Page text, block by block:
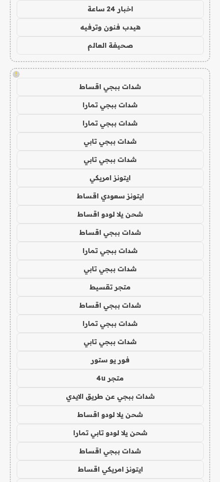
اخبار 24 ساعة
هيدب فنون وترفيه
صحيفة العالم
!
شدات ببجي اقساط
شدات ببجي تمارا
شدات ببجي تمارا
شدات ببجي تابي
شدات ببجي تابي
ايتونز امريكي
ايتونز سعودي اقساط
شحن يلا لودو اقساط
شدات ببجي اقساط
شدات ببجي تمارا
شدات ببجي تابي
متجر تقسيط
شدات ببجي اقساط
شدات ببجي تمارا
شدات ببجي تابي
فور يو ستور
متجر 4u
شدات ببجي عن طريق الايدي
شحن يلا لودو اقساط
شحن يلا لودو تابي تمارا
شدات ببجي اقساط
ايتونز امريكي اقساط